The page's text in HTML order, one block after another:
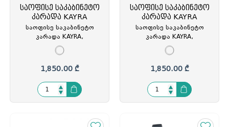
საოფისე საკაბინეტო
კარადა KAYRA
საოფისე საკაბინეტო
კარადა KAYRA,
220x45x95სმ, კაკალი/
ანტრაციტი,
MOON/ANTRASIT, GT-
313268
1,850.00 ₾
საოფისე საკაბინეტო
კარადა KAYRA
საოფისე საკაბინეტო
კარადა KAYRA,
ხელმძღვანელის,
220x45x95სმ, შავი/
ანტრაციტი (თურქეთი)
BLACK REGISTER/ROYAL
MERMER, GT-313428
1,850.00 ₾